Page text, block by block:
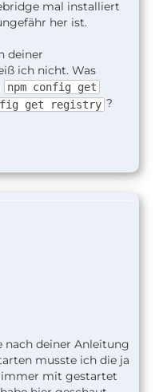
mal installiert
her ist.
deiner
ich nicht. Was
npm config get
get registry ?
nach deiner Anleitung
musste ich die ja
immer mit gestartet